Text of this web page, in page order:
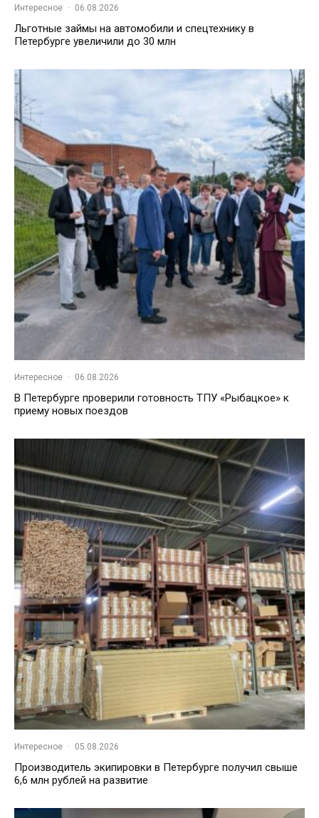
Интересное · 06.08.2026
Льготные займы на автомобили и спецтехнику в
Петербурге увеличили до 30 млн
Интересное · 06.08.2026
В Петербурге проверили готовность ТПУ «Рыбацкое» к
приему новых поездов
Интересное · 05.08.2026
Производитель экипировки в Петербурге получил свыше
6,6 млн рублей на развитие